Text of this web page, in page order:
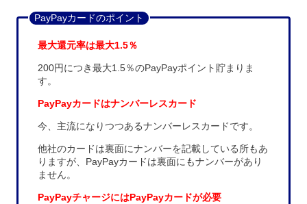
PayPayカードのポイント
最大還元率は最大1.5％
200円につき最大1.5％のPayPayポイント貯まりま
す。
PayPayカードはナンバーレスカード
今、主流になりつつあるナンバーレスカードです。
他社のカードは裏面にナンバーを記載している所もあ
りますが、PayPayカードは裏面にもナンバーがあり
ません。
PayPayチャージにはPayPayカードが必要